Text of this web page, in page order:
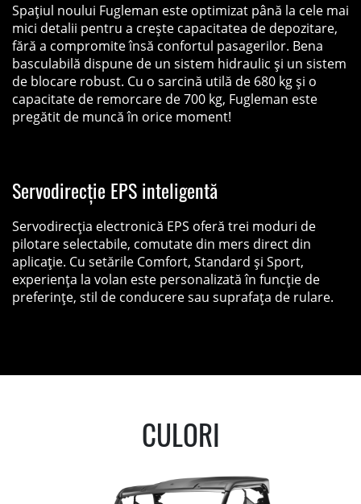
Spațiul noului Fugleman este optimizat până la cele mai
mici detalii pentru a creşte capacitatea de depozitare,
fără a compromite însă confortul pasagerilor. Bena
basculabilă dispune de un sistem hidraulic și un sistem
de blocare robust. Cu o sarcină utilă de 680 kg și o
capacitate de remorcare de 700 kg, Fugleman este
pregătit de muncă în orice moment!
Servodirecție EPS inteligentă
Servodirecția electronică EPS oferă trei moduri de
pilotare selectabile, comutate din mers direct din
aplicație. Cu setările Comfort, Standard și Sport,
experienţa la volan este personalizată în funcție de
preferințe, stil de conducere sau suprafața de rulare.
CULORI